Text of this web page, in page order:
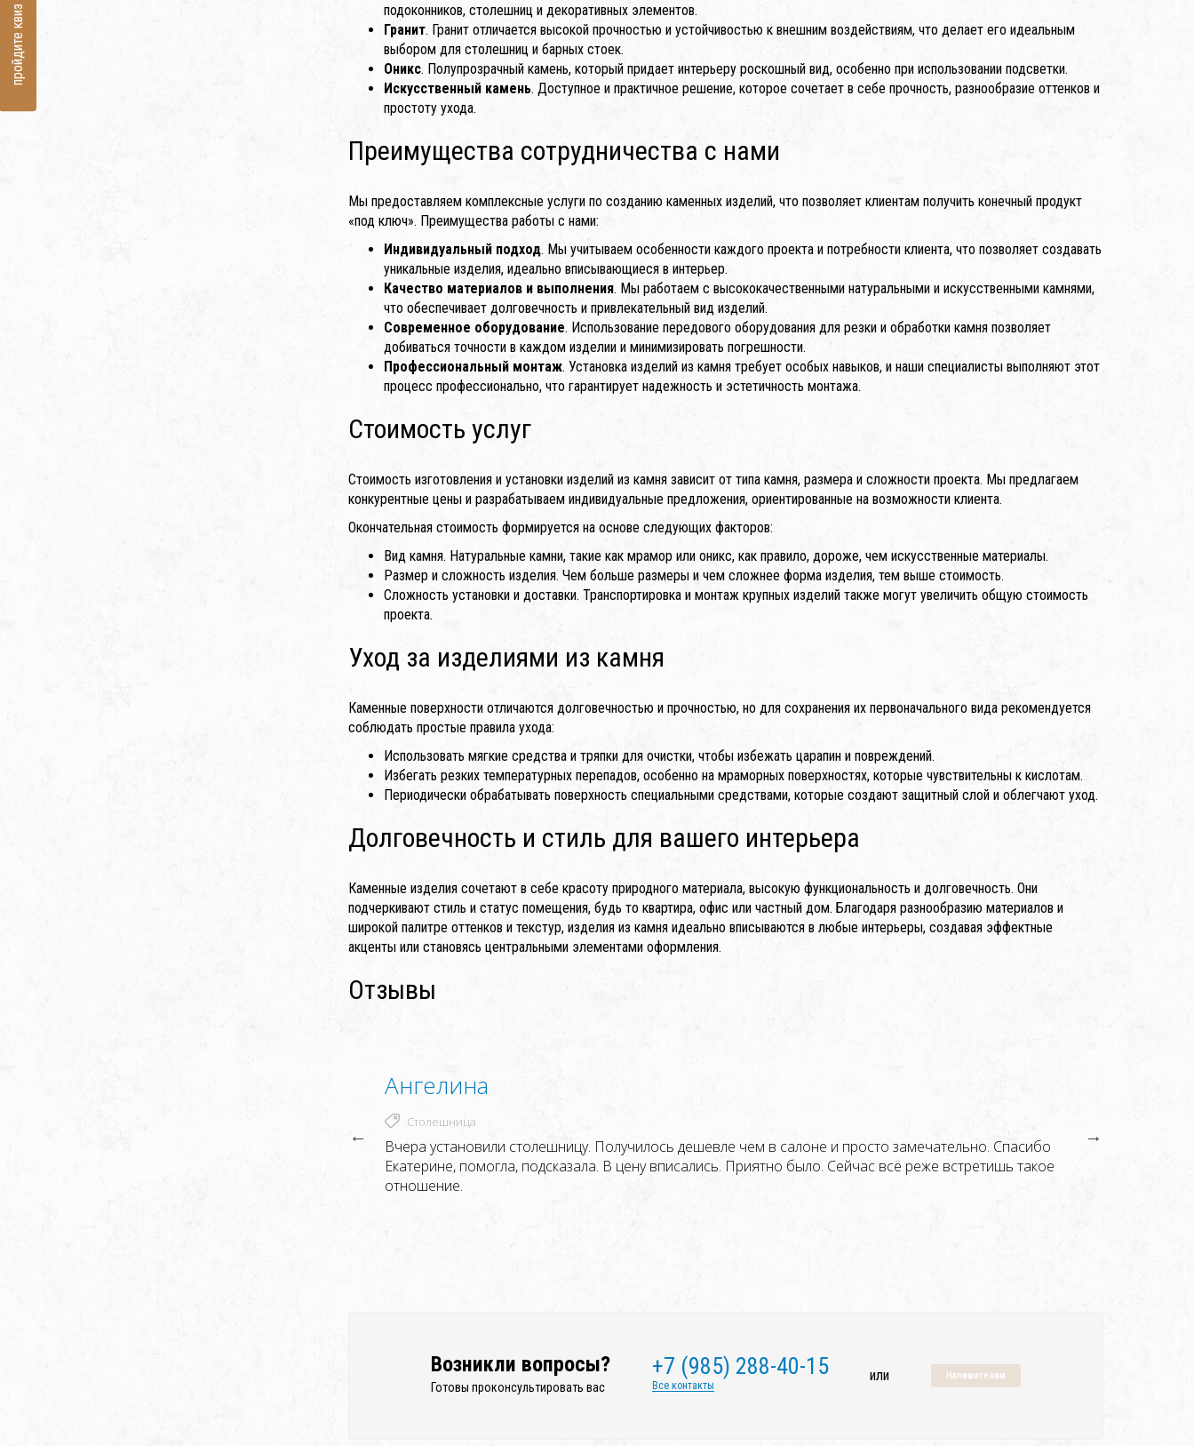
подоконников, столешниц и декоративных элементов.
Гранит. Гранит отличается высокой прочностью и устойчивостью к внешним воздействиям, что делает его идеальным
выбором для столешниц и барных стоек.
Оникс. Полупрозрачный камень, который придает интерьеру роскошный вид, особенно при использовании подсветки.
Искусственный камень. Доступное и практичное решение, которое сочетает в себе прочность, разнообразие оттенков и
простоту ухода.
Преимущества сотрудничества с нами
Мы предоставляем комплексные услуги по созданию каменных изделий, что позволяет клиентам получить конечный продукт
«под ключ». Преимущества работы с нами:
Индивидуальный подход. Мы учитываем особенности каждого проекта и потребности клиента, что позволяет создавать
уникальные изделия, идеально вписывающиеся в интерьер.
Качество материалов и выполнения. Мы работаем с высококачественными натуральными и искусственными камнями,
что обеспечивает долговечность и привлекательный вид изделий.
Современное оборудование. Использование передового оборудования для резки и обработки камня позволяет
добиваться точности в каждом изделии и минимизировать погрешности.
Профессиональный монтаж. Установка изделий из камня требует особых навыков, и наши специалисты выполняют этот
процесс профессионально, что гарантирует надежность и эстетичность монтажа.
Стоимость услуг
Стоимость изготовления и установки изделий из камня зависит от типа камня, размера и сложности проекта. Мы предлагаем
конкурентные цены и разрабатываем индивидуальные предложения, ориентированные на возможности клиента.
Окончательная стоимость формируется на основе следующих факторов:
Вид камня. Натуральные камни, такие как мрамор или оникс, как правило, дороже, чем искусственные материалы.
Размер и сложность изделия. Чем больше размеры и чем сложнее форма изделия, тем выше стоимость.
Сложность установки и доставки. Транспортировка и монтаж крупных изделий также могут увеличить общую стоимость
проекта.
Уход за изделиями из камня
Каменные поверхности отличаются долговечностью и прочностью, но для сохранения их первоначального вида рекомендуется
соблюдать простые правила ухода:
Использовать мягкие средства и тряпки для очистки, чтобы избежать царапин и повреждений.
Избегать резких температурных перепадов, особенно на мраморных поверхностях, которые чувствительны к кислотам.
Периодически обрабатывать поверхность специальными средствами, которые создают защитный слой и облегчают уход.
Долговечность и стиль для вашего интерьера
Каменные изделия сочетают в себе красоту природного материала, высокую функциональность и долговечность. Они
подчеркивают стиль и статус помещения, будь то квартира, офис или частный дом. Благодаря разнообразию материалов и
широкой палитре оттенков и текстур, изделия из камня идеально вписываются в любые интерьеры, создавая эффектные
акценты или становясь центральными элементами оформления.
Отзывы
Ангелина
Столешница
Вчера установили столешницу. Получилось дешевле чем в салоне и просто замечательно. Спасибо
Екатерине, помогла, подсказала. В цену вписались. Приятно было. Сейчас всё реже встретишь такое
отношение.
Возникли вопросы?
Готовы проконсультировать вас
+7 (985) 288-40-15
Все контакты
или Напишите нам
пройдите квиз